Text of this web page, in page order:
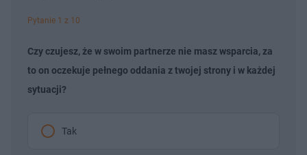
Pytanie 1 z 10
Czy czujesz, że w swoim partnerze nie masz wsparcia, za
to on oczekuje pełnego oddania z twojej strony i w każdej
sytuacji?
Tak